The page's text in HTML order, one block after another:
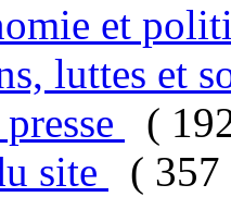
et
luttes et
(
site
( 357